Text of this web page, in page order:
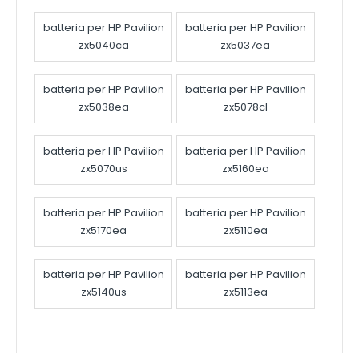
batteria per HP Pavilion
zx5040ca
batteria per HP Pavilion
zx5037ea
batteria per HP Pavilion
zx5038ea
batteria per HP Pavilion
zx5078cl
batteria per HP Pavilion
zx5070us
batteria per HP Pavilion
zx5160ea
batteria per HP Pavilion
zx5170ea
batteria per HP Pavilion
zx5110ea
batteria per HP Pavilion
zx5140us
batteria per HP Pavilion
zx5113ea